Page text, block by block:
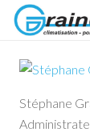
Stéphane